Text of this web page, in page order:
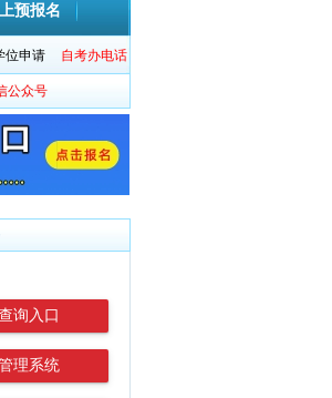
预报名
位申请 自考办电话
公众号
询入口
理系统